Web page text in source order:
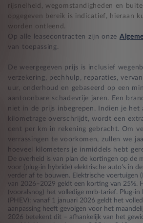
rijsnelheid, wegomstandigheden en
opgegeven bereik is indicatief, hieraan
worden ontleend.
Op alle leasecontracten zijn onze
van toepassing.
De weergegeven prijs is inclusief
verzekering, pechhulp, reparaties,
uur, onderhoud en gebaseerd op een
aantoonbare schadevrije jaren. Een
niet in de prijs inbegrepen. Indien je het
kilometrage overschrijdt, wordt een
cent per km in rekening gebracht. Om
verrassingen te voorkomen, zullen we
hoeveel kilometers je inmiddels hebt
De overheid is van plan de kortingen op de
voor (plug-in hybride) elektrische auto’s in
verder af te bouwen. Elektrische voertuigen
van 2026–2029 geldt een korting van 25%.
(vooralsnog) het volledige mrb-tarief. Plug-
(PHEV): vanaf 1 januari 2026 geldt het
aanpassing heeft gevolgen voor het
2026 betekent dit – afhankelijk van het